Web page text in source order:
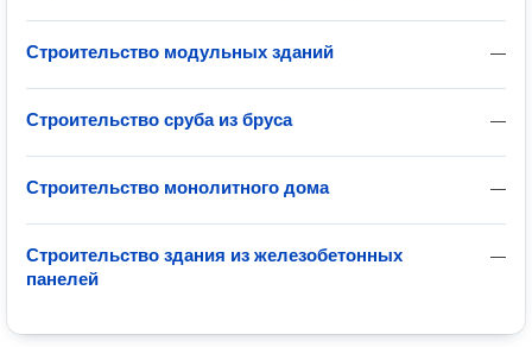
—
Строительство модульных зданий
—
Строительство сруба из бруса
—
Строительство монолитного дома
—
Строительство здания из железобетонных
панелей